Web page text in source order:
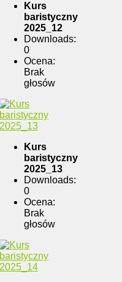
Kurs
baristyczny
2025_12
Downloads:
0
Ocena:
Brak
głosów
Kurs
baristyczny
2025_13
Downloads:
0
Ocena:
Brak
głosów